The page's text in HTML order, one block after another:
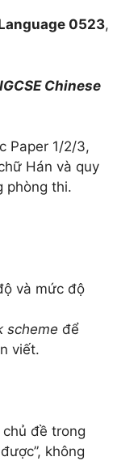
0523,
Chinese
Paper 1/2/3,
Hán và quy
phòng thi.
và mức độ
scheme để
viết.
đề trong
không